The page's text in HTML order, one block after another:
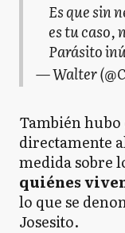
Es que sin
es tu caso,
Parásito
— Walter
También
directamente
medida sobre
quiénes
lo que se
Josesito.